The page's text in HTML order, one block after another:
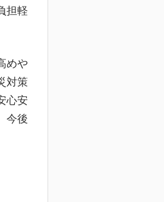
担軽
めや
対策
心安
今後